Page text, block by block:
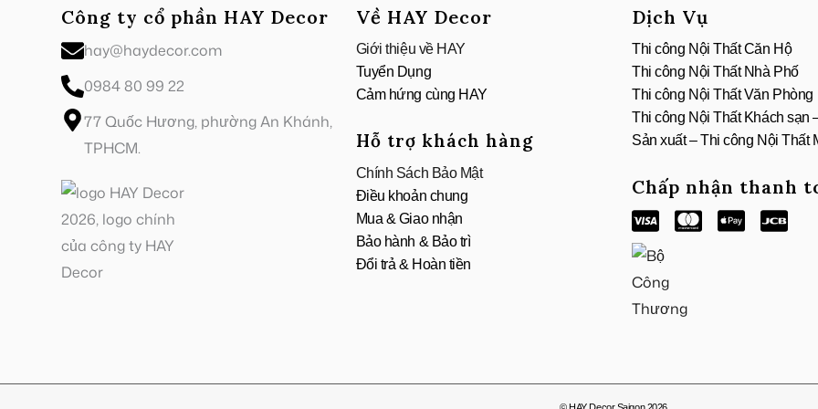
Công ty cổ phần HAY Decor
hay@haydecor.com
0984 80 99 22
77 Quốc Hương, phường An Khánh,
TPHCM.
Về HAY Decor
Giới thiệu về HAY
Tuyển Dụng
Cảm hứng cùng HAY
Hỗ trợ khách hàng
Chính Sách Bảo Mật
Điều khoản chung
Mua & Giao nhận
Bảo hành & Bảo trì
Đổi trả & Hoàn tiền
Dịch Vụ
Thi công Nội Thất Căn Hộ
Thi công Nội Thất Nhà Phố
Thi công Nội Thất Văn Phòng
Thi công Nội Thất Khách sạn
Sản xuất – Thi công Nội Thất
Chấp nhận thanh
© HAY Decor Saigon 2026